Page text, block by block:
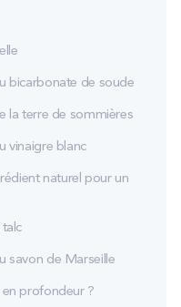
bicarbonate de soude
la terre de sommières
vinaigre blanc
naturel pour un
savon de Marseille
profondeur ?